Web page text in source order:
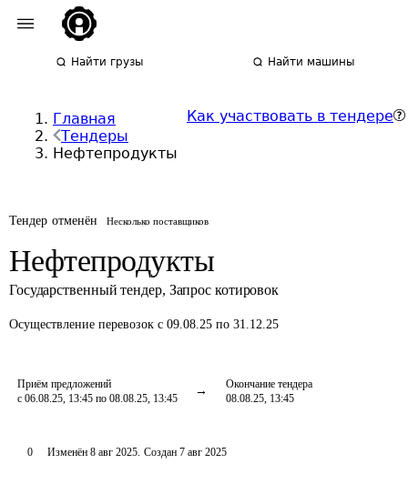
Найти грузы Найти машины
Главная
Тендеры
Нефтепродукты
Как участвовать в тендере
Тендер отменён Несколько поставщиков
Нефтепродукты
Государственный тендер, Запрос котировок
Осуществление перевозок с 09.08.25 по 31.12.25
Приём предложений
с 06.08.25, 13:45 по 08.08.25, 13:45
Окончание тендера
08.08.25, 13:45
0 Изменён 8 авг 2025. Создан 7 авг 2025